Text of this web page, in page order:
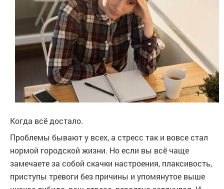
Когда всё достало.
Проблемы бывают у всех, а стресс так и вовсе стал
нормой городской жизни. Но если вы всё чаще
замечаете за собой скачки настроения, плаксивость,
приступы тревоги без причины и упомянутое выше